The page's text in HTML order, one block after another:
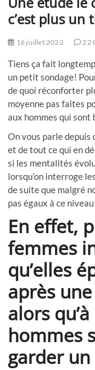
c’est plus un
16 juillet 2022 22
Tiens ça fait
un petit sondage!
de quoi réconforter
moyenne pas faites
aux hommes qui sont
On vous parle depuis
et de tout ce qui en
si les mentalités
lorsqu’on interroge
de suite que malgré
pas égaux à ce niveau
En effet,
femmes
qu’elles
après
alors
hommes
garder